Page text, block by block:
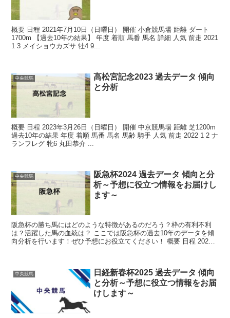
概要 日程 2021年7月10日（日曜日） 開催 小倉競馬場 距離 ダート
1700m 【過去10年の結果】 年度 着順 馬番 馬名 詳細 人気 前走 2021
1 3 メイショウカズサ 牡4 9...
中央競馬
高松宮記念2023 過去データ 傾向
と分析
概要 日程 2023年3月26日（日曜日） 開催 中京競馬場 距離 芝1200m
過去10年の結果 年度 着順 馬番 馬名 馬齢 騎手 人気 前走 2022 1 2 ナ
ランフレグ 牝6 丸田恭介 ...
中央競馬
阪急杯2024 過去データ 傾向と分
析～予想に役立つ情報をお届けし
ます～
阪急杯の勝ち馬にはどのような特徴があるのだろう？枠の有利不利
は？活躍した馬の血統は？ ここでは阪急杯の過去10年のデータを傾
向分析を行います！ぜひ予想にお役立てください！ 概要 日程 2024
中央競馬
日経新春杯2025 過去データ 傾向
と分析～予想に役立つ情報をお届
けします～